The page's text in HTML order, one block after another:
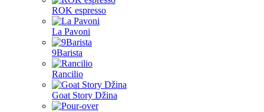
ROK espresso
La Pavoni
9Barista
Rancilio
Goat Story Džina